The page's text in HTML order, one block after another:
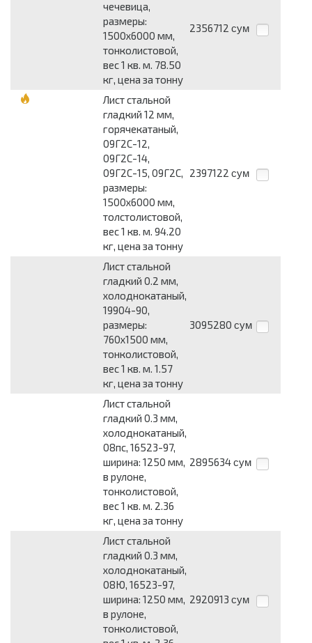
чечевица,
размеры:
1500x6000 мм,
тонколистовой,
вес 1 кв. м. 78.50
кг, цена за тонну
2356712 сум
Лист стальной
гладкий 12 мм,
горячекатаный,
09Г2С-12,
09Г2С-14,
09Г2С-15, 09Г2С,
размеры:
1500x6000 мм,
толстолистовой,
вес 1 кв. м. 94.20
кг, цена за тонну
2397122 сум
Лист стальной
гладкий 0.2 мм,
холоднокатаный,
19904-90,
размеры:
760x1500 мм,
тонколистовой,
вес 1 кв. м. 1.57
кг, цена за тонну
3095280 сум
Лист стальной
гладкий 0.3 мм,
холоднокатаный,
08пс, 16523-97,
ширина: 1250 мм,
в рулоне,
тонколистовой,
вес 1 кв. м. 2.36
кг, цена за тонну
2895634 сум
Лист стальной
гладкий 0.3 мм,
холоднокатаный,
08Ю, 16523-97,
ширина: 1250 мм,
в рулоне,
тонколистовой,
2920913 сум